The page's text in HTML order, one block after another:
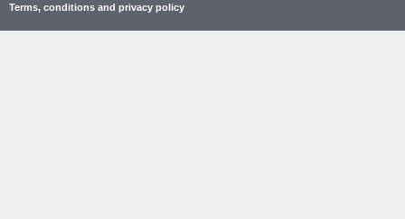
Terms, conditions and privacy policy